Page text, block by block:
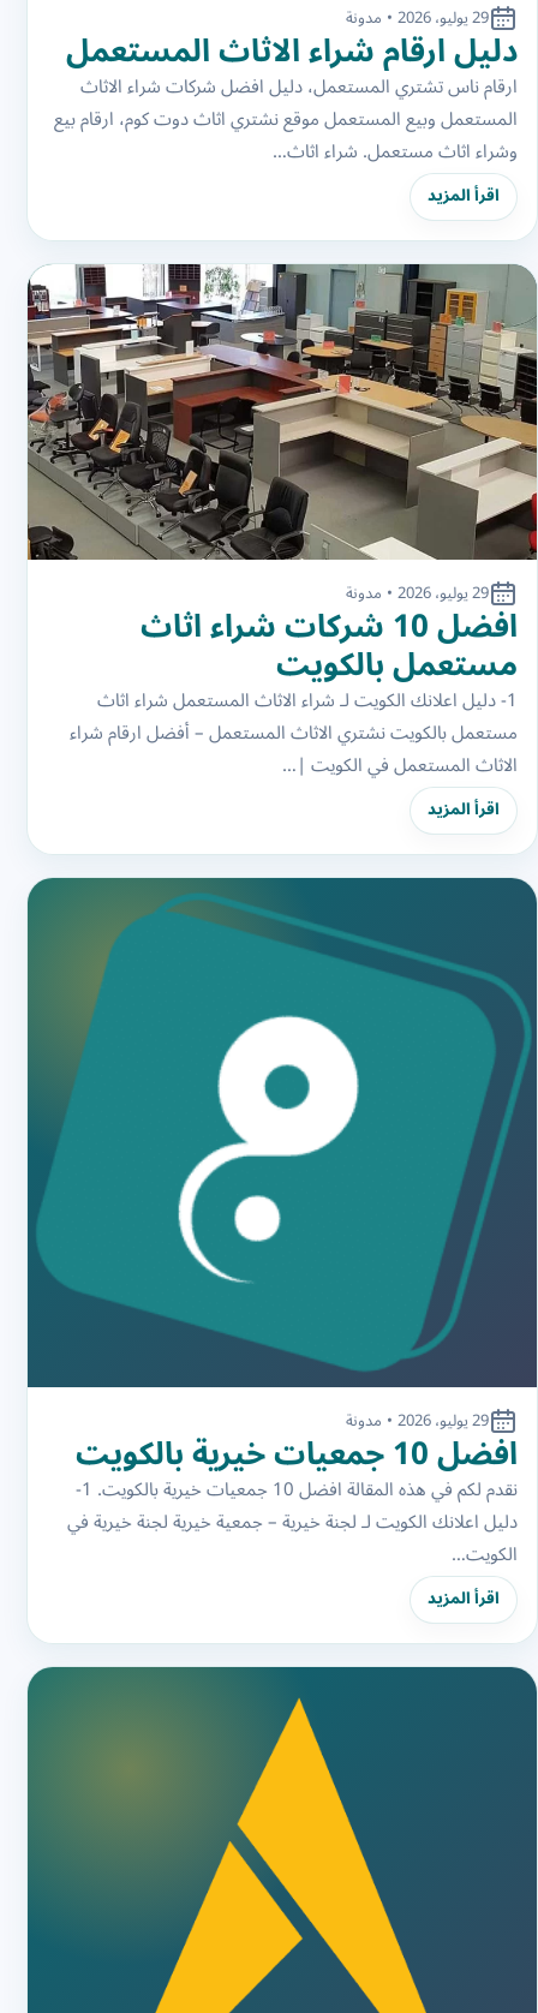
29 يوليو، 2026 • مدونة
دليل ارقام شراء الاثاث المستعمل
ارقام ناس تشتري المستعمل، دليل افضل شركات شراء الاثاث
المستعمل وبيع المستعمل موقع نشتري اثاث دوت كوم، ارقام بيع
وشراء اثاث مستعمل. شراء اثاث…
اقرأ المزيد
29 يوليو، 2026 • مدونة
افضل 10 شركات شراء اثاث
مستعمل بالكويت
1- دليل اعلانك الكويت لـ شراء الاثاث المستعمل شراء اثاث
مستعمل بالكويت نشتري الاثاث المستعمل – أفضل ارقام شراء
الاثاث المستعمل في الكويت |…
اقرأ المزيد
29 يوليو، 2026 • مدونة افضل 10 جمعيات خيرية بالكويت
نقدم لكم في هذه المقالة افضل 10 جمعيات خيرية بالكويت. 1-
دليل اعلانك الكويت لـ لجنة خيرية – جمعية خيرية لجنة خيرية في
الكويت…
اقرأ المزيد